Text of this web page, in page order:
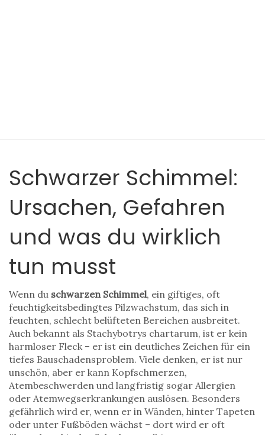
Schwarzer Schimmel:
Ursachen, Gefahren
und was du wirklich
tun musst
Wenn du schwarzen Schimmel, ein giftiges, oft
feuchtigkeitsbedingtes Pilzwachstum, das sich in
feuchten, schlecht belüfteten Bereichen ausbreitet.
Auch bekannt als Stachybotrys chartarum, ist er kein
harmloser Fleck – er ist ein deutliches Zeichen für ein
tiefes Bauschadensproblem. Viele denken, er ist nur
unschön, aber er kann Kopfschmerzen,
Atembeschwerden und langfristig sogar Allergien
oder Atemwegserkrankungen auslösen. Besonders
gefährlich wird er, wenn er in Wänden, hinter Tapeten
oder unter Fußböden wächst – dort wird er oft